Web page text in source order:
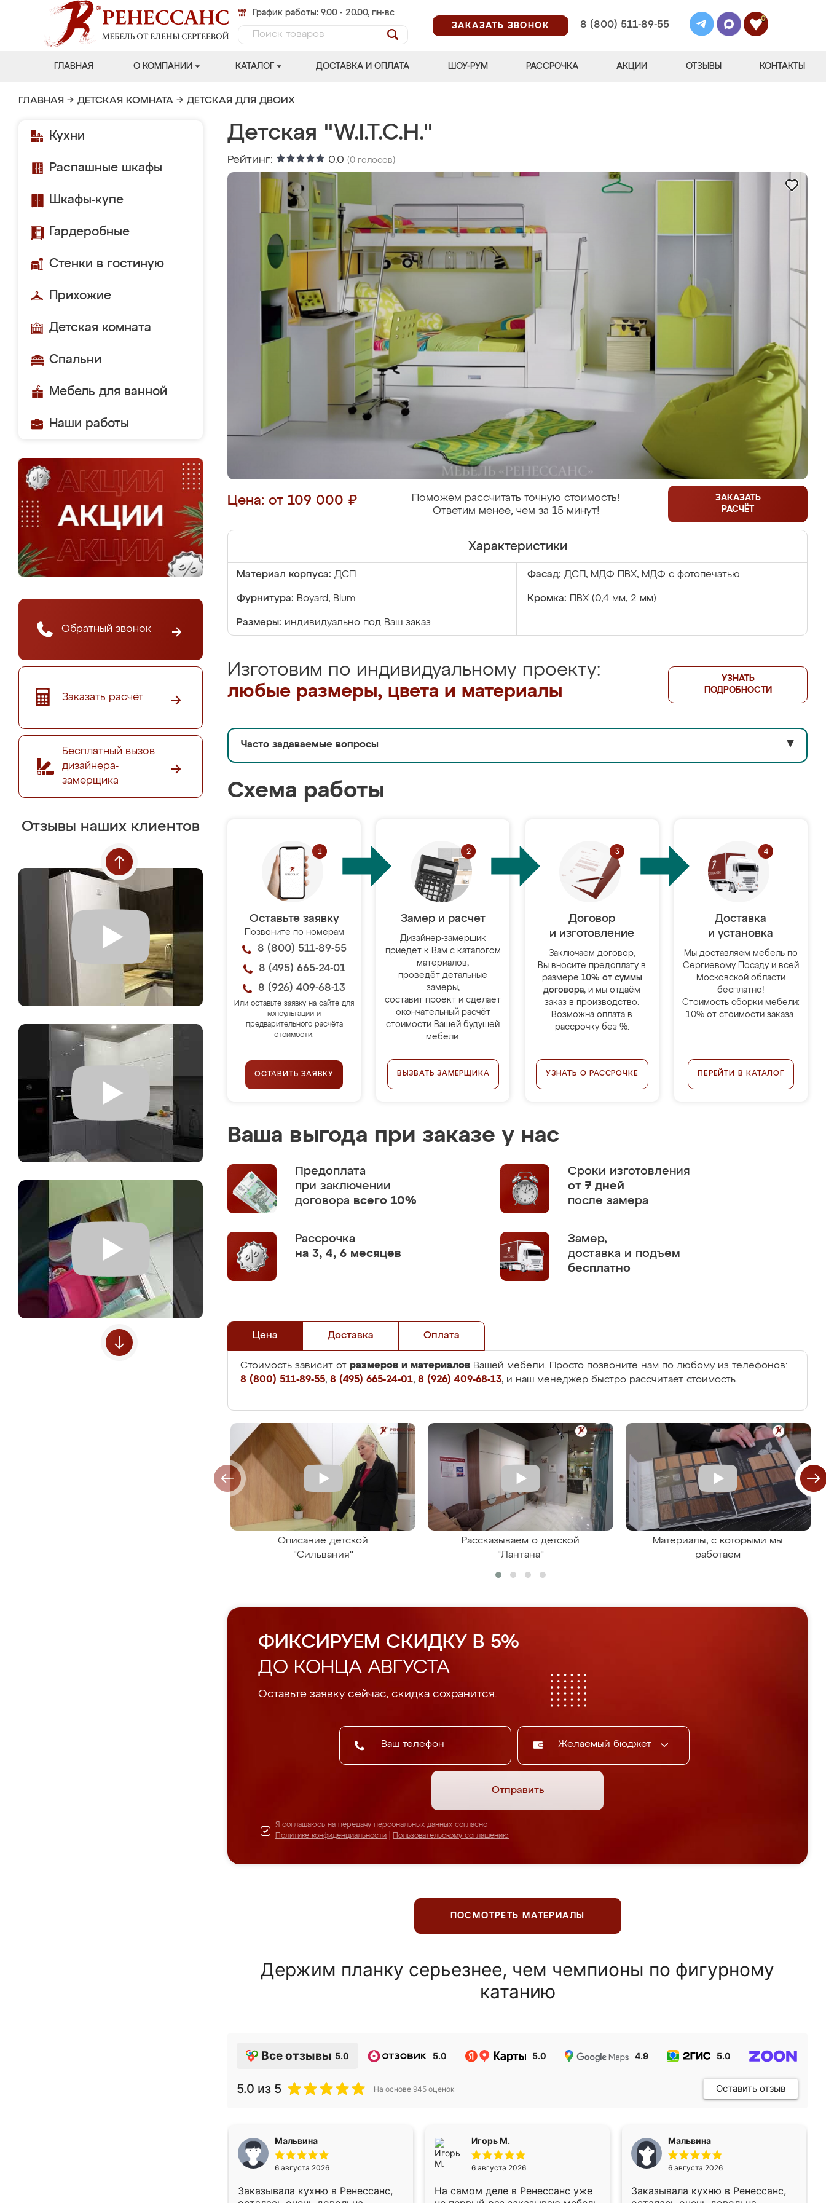
График работы: 9.00 - 20.00, пн-вс
ЗАКАЗАТЬ ЗВОНОК
8 (800) 511-89-55
0
ГЛАВНАЯ О КОМПАНИИ КАТАЛОГ ДОСТАВКА И ОПЛАТА ШОУ-РУМ РАССРОЧКА АКЦИИ ОТЗЫВЫ КОНТАКТЫ
ГЛАВНАЯ → ДЕТСКАЯ КОМНАТА → ДЕТСКАЯ ДЛЯ ДВОИХ
Кухни
Распашные шкафы
Шкафы-купе
Гардеробные
Стенки в гостиную
Прихожие
Детская комната
Спальни
Мебель для ванной
Наши работы
Обратный звонок
Заказать расчёт
Бесплатный вызов
дизайнера-
замерщика
Отзывы наших клиентов
Детская "W.I.T.C.H."
Рейтинг: 0.0 (0 голосов)
Цена: от 109 000 ₽
Поможем рассчитать точную стоимость!
Ответим менее, чем за 15 минут!
ЗАКАЗАТЬ
РАСЧЁТ
Характеристики
Материал корпуса: ДСП Фасад: ДСП, МДФ ПВХ, МДФ с фотопечатью
Фурнитура: Boyard, Blum Кромка: ПВХ (0,4 мм, 2 мм)
Размеры: индивидуально под Ваш заказ
Изготовим по индивидуальному проекту:
любые размеры, цвета и материалы
УЗНАТЬ
ПОДРОБНОСТИ
Часто задаваемые вопросы ▼
Схема работы
Оставьте заявку
Позвоните по номерам
8 (800) 511-89-55
8 (495) 665-24-01
8 (926) 409-68-13
Или оставьте заявку на сайте для
консультации и
предварительного расчёта
стоимости.
ОСТАВИТЬ ЗАЯВКУ
Замер и расчет
Дизайнер-замерщик
приедет к Вам с каталогом
материалов,
проведёт детальные
замеры,
составит проект и сделает
окончательный расчёт
стоимости Вашей будущей
мебели.
ВЫЗВАТЬ ЗАМЕРЩИКА
Договор
и изготовление
Заключаем договор,
Вы вносите предоплату в
размере 10% от суммы
договора, и мы отдаём
заказ в производство.
Возможна оплата в
рассрочку без %.
УЗНАТЬ О РАССРОЧКЕ
Доставка
и установка
Мы доставляем мебель по
Сергиевому Посаду и всей
Московской области
бесплатно!
Стоимость сборки мебели:
10% от стоимости заказа.
ПЕРЕЙТИ В КАТАЛОГ
Ваша выгода при заказе у нас
Предоплата
при заключении
договора всего 10%
Сроки изготовления
от 7 дней
после замера
Рассрочка
на 3, 4, 6 месяцев
Замер,
доставка и подъем
бесплатно
Цена Доставка Оплата
Стоимость зависит от размеров и материалов Вашей мебели. Просто позвоните нам по любому из телефонов:
8 (800) 511-89-55, 8 (495) 665-24-01, 8 (926) 409-68-13, и наш менеджер быстро рассчитает стоимость.
Описание детской
"Сильвания"
Рассказываем о детской
"Лантана"
Материалы, с которыми мы
работаем
ФИКСИРУЕМ СКИДКУ В 5%
ДО КОНЦА АВГУСТА
Оставьте заявку сейчас, скидка сохранится.
Желаемый бюджет
Отправить
Я соглашаюсь на передачу персональных данных согласно
Политике конфиденциальности
Пользовательскому соглашению
ПОСМОТРЕТЬ МАТЕРИАЛЫ
Держим планку серьезнее, чем чемпионы по фигурному
катанию
Все отзывы 5.0 5.0 5.0 4.9 5.0
5.0 из 5 На основе 945 оценок Оставить отзыв
Мальвина
6 августа 2026
Заказывала кухню в Ренессанс,
Игорь М.
6 августа 2026
На самом деле в Ренессанс уже
Мальвина
6 августа 2026
Заказывала кухню в Ренессанс,